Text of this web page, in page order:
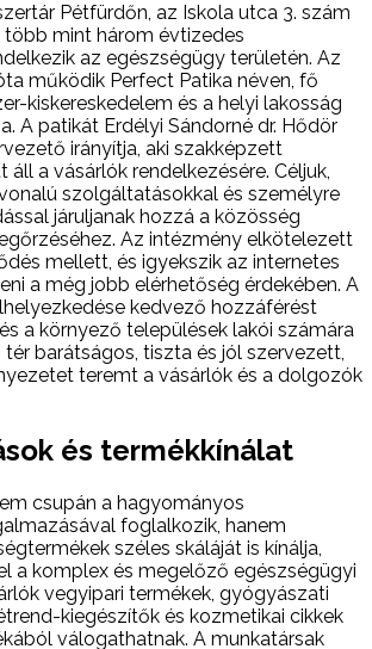
Pétfürdőn, az Iskola utca 3. szám
mint három évtizedes
az egészségügy területén. Az
működik Perfect Patika néven, fő
kiskereskedelem és a helyi lakosság
A patikát Erdélyi Sándorné dr. Hődör
irányítja, aki szakképzett
a vásárlók rendelkezésére. Céljuk,
szolgáltatásokkal és személyre
járuljanak hozzá a közösség
Az intézmény elkötelezett
mellett, és igyekszik az internetes
a még jobb elérhetőség érdekében. A
kedvező hozzáférést
a környező települések lakói számára
barátságos, tiszta és jól szervezett,
teremt a vásárlók és a dolgozók
és termékkínálat
csupán a hagyományos
foglalkozik, hanem
széles skáláját is kínálja,
a komplex és megelőző egészségügyi
vegyipari termékek, gyógyászati
kiegészítők és kozmetikai cikkek
válogathatnak. A munkatársak